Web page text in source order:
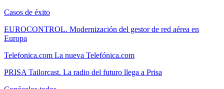
Casos de éxito
EUROCONTROL. Modernización del gestor de red aérea en
Europa
Telefonica.com La nueva Telefónica.com
PRISA Tailorcast. La radio del futuro llega a Prisa